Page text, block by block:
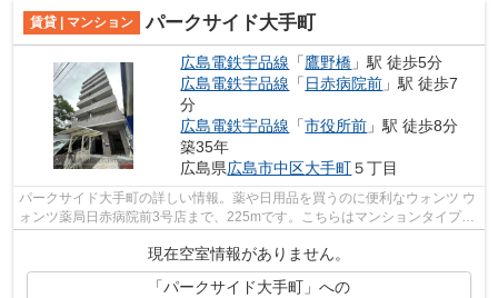
賃貸 | マンション パークサイド大手町
広島電鉄宇品線 「鷹野橋 」駅 徒歩5分
広島電鉄宇品線 「 日赤病院前 」駅 徒歩7
分
広島電鉄宇品線 「市役所前 」駅 徒歩8分
築35年
広島県広島市中区大手町５丁目
パークサイド大手町の詳しい情報。薬や日用品を買うのに便利なウォンツ ウ
ォンツ薬局日赤病院前3号店まで、225mです。こちらはマンションタイプに
現在空室情報がありません。
「パークサイド大手町」への